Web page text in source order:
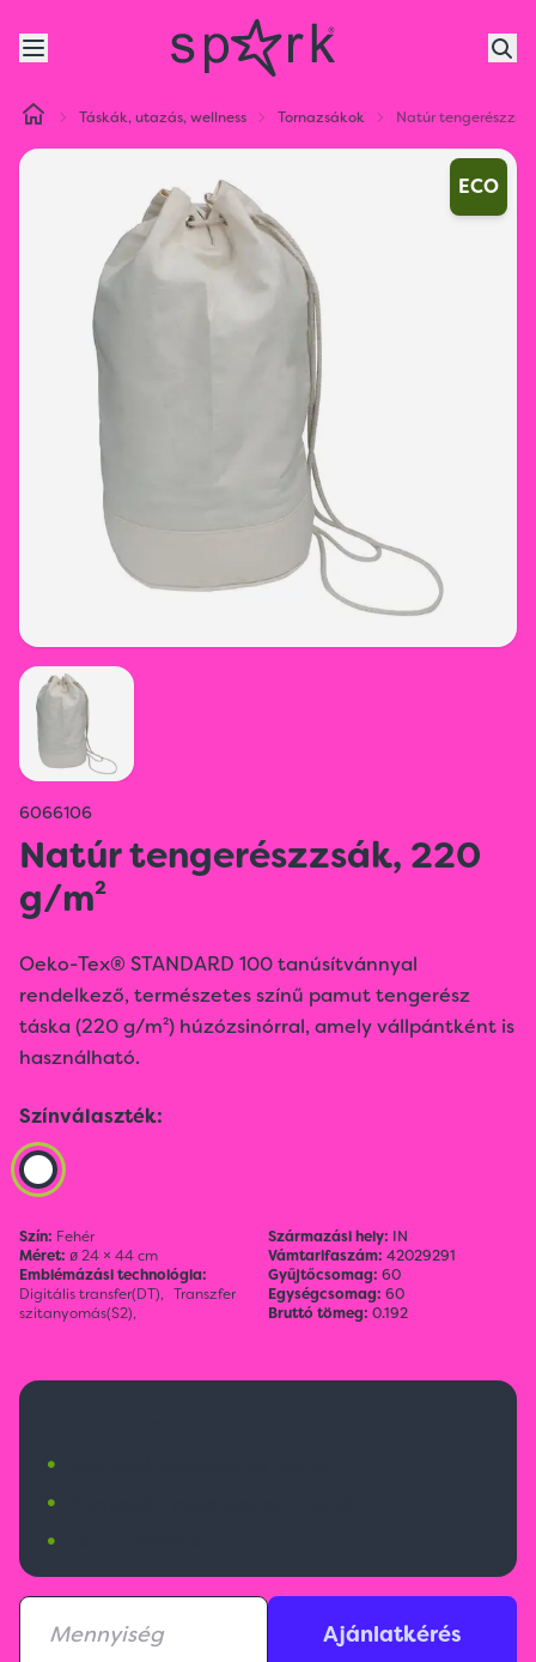
Táskák, utazás, wellness Tornazsákok Natúr
ECO
6066106
Natúr tengerészzsák, 220
g/m²
Oeko-Tex® STANDARD 100 tanúsítvánnyal
rendelkező, természetes színű pamut tengerész
táska (220 g/m²) húzózsinórral, amely vállpántként is
használható.
Színválaszték:
Szín: Fehér
Méret: ø 24 × 44 cm
Emblémázási technológia:
Digitális transfer(DT), Transzfer
szitanyomás(S2),
Származási hely: IN
Vámtarifaszám: 42029291
Gyűjtőcsomag: 60
Egységcsomag: 60
Bruttó tömeg: 0.192
•
•
•
Ajánlatkérés